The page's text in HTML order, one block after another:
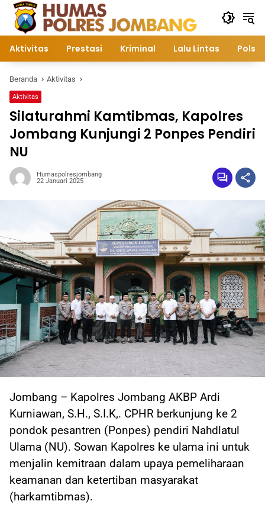
Langsung
konten
Aktivitas Prestasi Kriminal Lalu Lintas
Beranda Aktivitas
Aktivitas
Silaturahmi Kamtibmas, Kapolres
Jombang Kunjungi 2 Ponpes Pendiri
NU
Humaspolresjombang
22 Januari 2025
Jombang – Kapolres Jombang AKBP Ardi
Kurniawan, S.H., S.I.K,. CPHR berkunjung ke 2
pondok pesantren (Ponpes) pendiri Nahdlatul
Ulama (NU). Sowan Kapolres ke ulama ini untuk
menjalin kemitraan dalam upaya pemeliharaan
keamanan dan ketertiban masyarakat
(harkamtibmas).